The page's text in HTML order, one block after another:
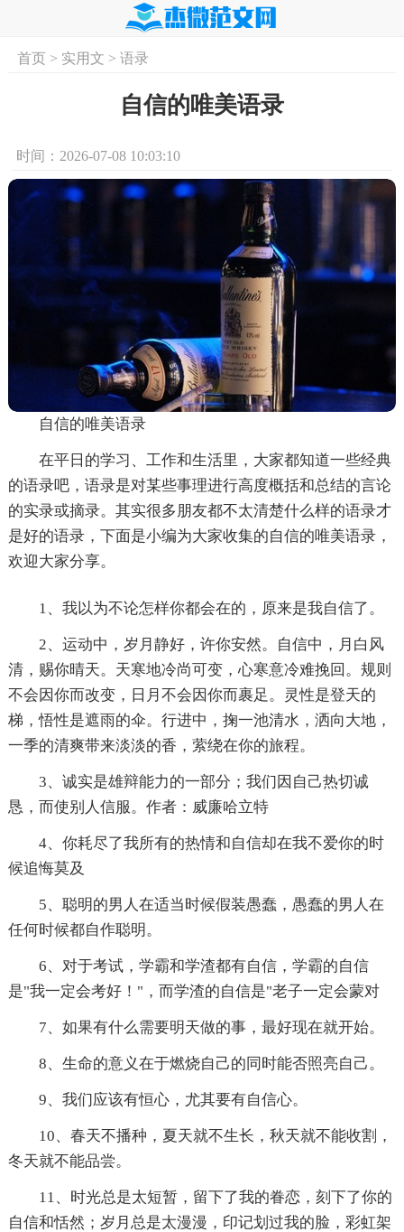
首页 实用文
首页> 实用文 > 语录
自信的唯美语录
时间：2026-07-08 10:03:10
自信的唯美语录
在平日的学习、工作和生活里，大家都知道一些经典
的语录吧，语录是对某些事理进行高度概括和总结的言论
的实录或摘录。其实很多朋友都不太清楚什么样的语录才
是好的语录，下面是小编为大家收集的自信的唯美语录，
欢迎大家分享。
1、我以为不论怎样你都会在的，原来是我自信了。
2、运动中，岁月静好，许你安然。自信中，月白风
清，赐你晴天。天寒地冷尚可变，心寒意冷难挽回。规则
不会因你而改变，日月不会因你而裹足。灵性是登天的
梯，悟性是遮雨的伞。行进中，掬一池清水，洒向大地，
一季的清爽带来淡淡的香，萦绕在你的旅程。
3、诚实是雄辩能力的一部分；我们因自己热切诚
恳，而使别人信服。作者：威廉哈立特
4、你耗尽了我所有的热情和自信却在我不爱你的时
候追悔莫及
5、聪明的男人在适当时候假装愚蠢，愚蠢的男人在
任何时候都自作聪明。
6、对于考试，学霸和学渣都有自信，学霸的自信
是"我一定会考好！"，而学渣的自信是"老子一定会蒙对
7、如果有什么需要明天做的事，最好现在就开始。
8、生命的意义在于燃烧自己的同时能否照亮自己。
9、我们应该有恒心，尤其要有自信心。
10、春天不播种，夏天就不生长，秋天就不能收割，
冬天就不能品尝。
11、时光总是太短暂，留下了我的眷恋，刻下了你的
自信和恬然；岁月总是太漫漫，印记划过我的脸，彩虹架